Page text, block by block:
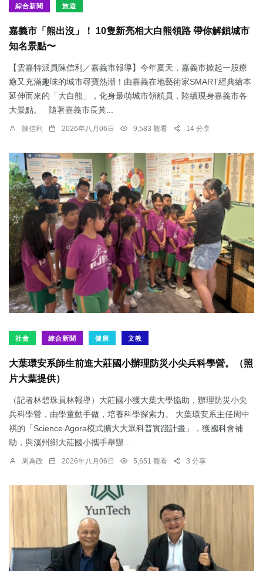
綜合新聞 旅遊
嘉義市「熊出沒」！ 10隻新亮相大白熊領路 帶你解鎖城市
知名景點〜
【雲嘉特派員陳信利／嘉義市報導】今年夏天，嘉義市掀起一股療
癒又充滿趣味的城市尋寶熱潮！由嘉義在地藝術家SMART經典繪本
延伸而來的「大白熊」，化身最萌城市領航員，陸續現身嘉義市各
大景點。 隨著嘉義市長黃...
陳信利 2026年八月06日 9,583 觀看 14 分享
社會 綜合新聞 健康 文教
大葉環安系師生前進大莊國小辦理防災小尖兵科學營。（照
片大葉提供）
（記者林碧珠員林報導）大莊國小獲大葉大學協助，辦理防災小尖
兵科學營，由學童動手做，培養科學探索力。 大葉環安系主任周中
祺的「Science Agora模式擴大大眾科普實踐計畫」，獲國科會補
助，與溪州鄉大莊國小攜手舉辦...
周為政 2026年八月06日 5,651 觀看 3 分享